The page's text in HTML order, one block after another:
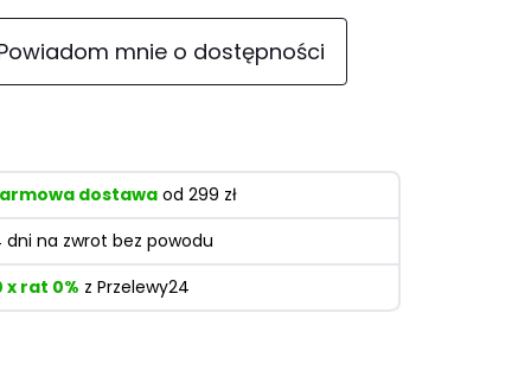
mnie o dostępności
dostawaod 299 zł
dni na zwrot bez powodu
x rat 0% z Przelewy24